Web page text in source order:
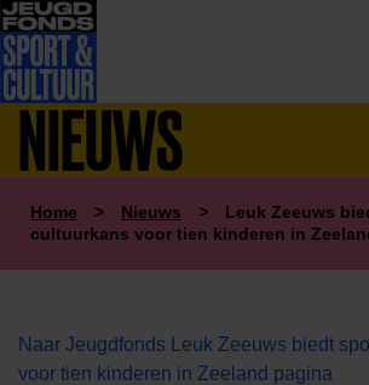
NIEUWS
Home > Nieuws >
Leuk Zeeuws
cultuurkans voor tien kinderen in
Naar Jeugdfonds Leuk Zeeuws biedt
voor tien kinderen in Zeeland pagina